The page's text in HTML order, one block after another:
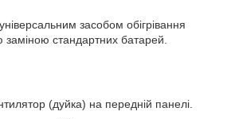
засобом обігрівання
стандартних батарей.
(дуйка) на передній панелі.